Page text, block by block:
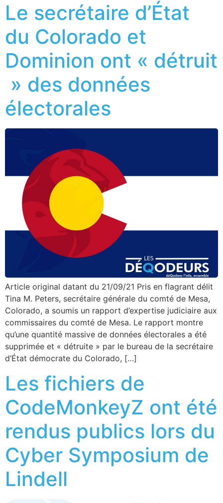
Le secrétaire d’État
du Colorado et
Dominion ont « détruit
» des données
électorales
Article original datant du 21/09/21 Pris en flagrant délit
Tina M. Peters, secrétaire générale du comté de Mesa,
Colorado, a soumis un rapport d’expertise judiciaire aux
commissaires du comté de Mesa. Le rapport montre
qu’une quantité massive de données électorales a été
supprimée et « détruite » par le bureau de la secrétaire
d’État démocrate du Colorado, […]
Les fichiers de
CodeMonkeyZ ont été
rendus publics lors du
Cyber Symposium de
Lindell